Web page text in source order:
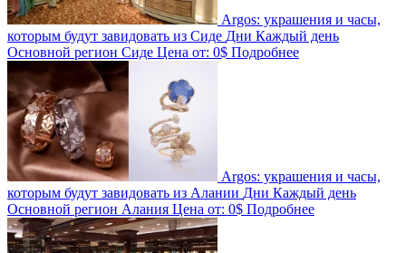
Argos: украшения и часы,
которым будут завидовать из Сиде Дни Каждый день
Основной регион Сиде Цена от: 0$ Подробнее
Argos: украшения и часы,
которым будут завидовать из Алании Дни Каждый день
Основной регион Алания Цена от: 0$ Подробнее